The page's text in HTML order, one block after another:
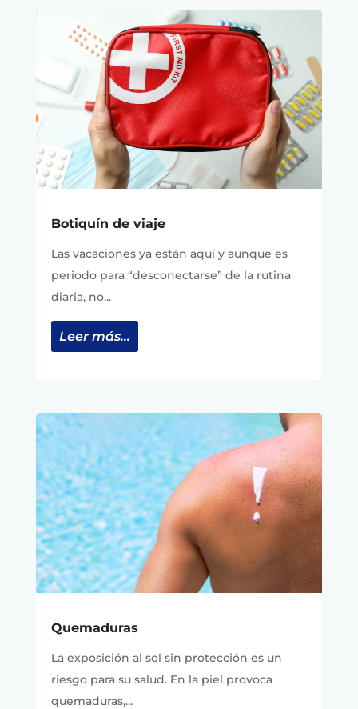
Botiquín de viaje
Las vacaciones ya están aquí y aunque es
periodo para “desconectarse” de la rutina
diaria, no...
Leer más...
Quemaduras
La exposición al sol sin protección es un
riesgo para su salud. En la piel provoca
quemaduras,...